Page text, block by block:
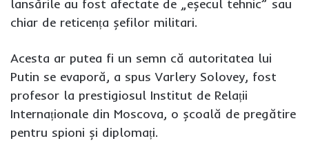
lansările au fost afectate de „eșecul tehnic” sau
chiar de reticența șefilor militari.
Acesta ar putea fi un semn că autoritatea lui
Putin se evaporă, a spus Varlery Solovey, fost
profesor la prestigiosul Institut de Relații
Internaționale din Moscova, o școală de pregătire
pentru spioni și diplomați.